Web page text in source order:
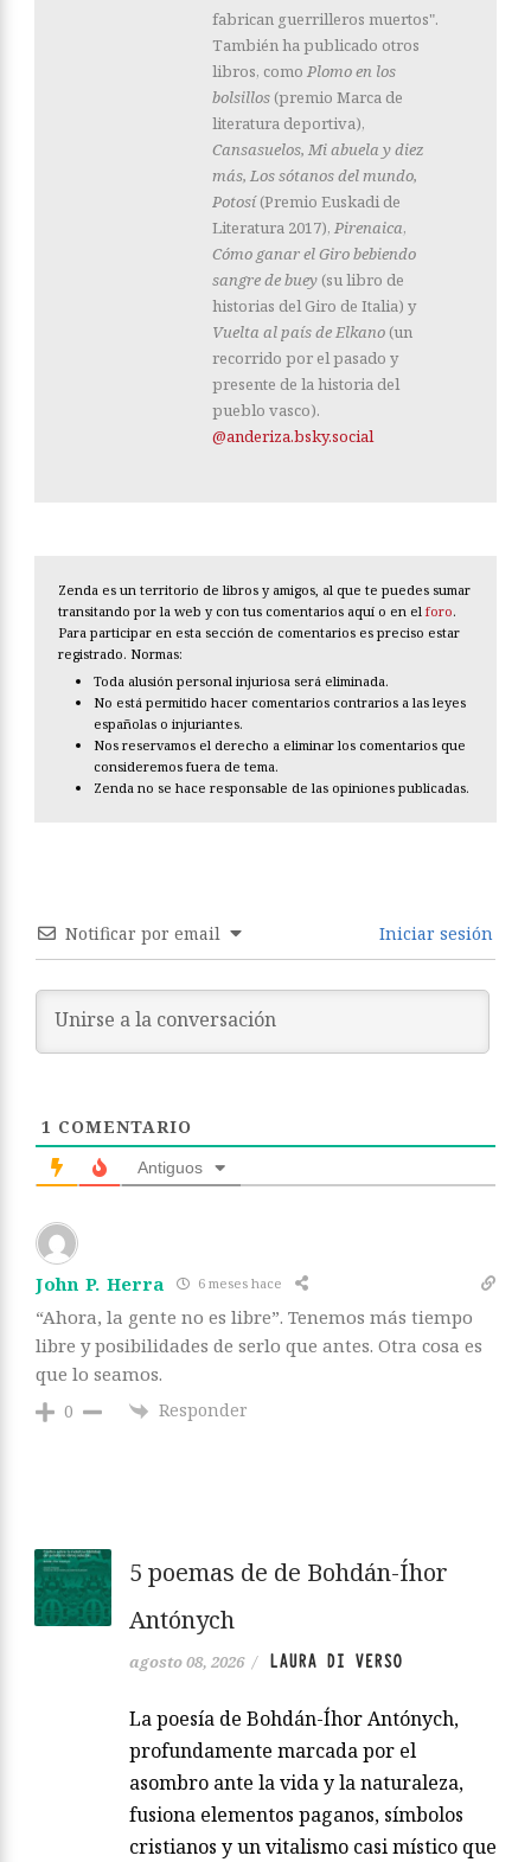
fabrican guerrilleros muertos".
También ha publicado otros
libros, como Plomo en los
bolsillos (premio Marca de
literatura deportiva),
Cansasuelos, Mi abuela y diez
más, Los sótanos del mundo,
Potosí(Premio Euskadi de
Literatura 2017), Pirenaica,
Cómo ganar el Giro bebiendo
sangre de buey (su libro de
historias del Giro de Italia) y
Vuelta al país de Elkano (un
recorrido por el pasado y
presente de la historia del
pueblo vasco).
@anderiza.bsky.social
Zenda es un territorio de libros y amigos, al que te puedes sumar
transitando por la web y con tus comentarios aquí o en el foro.
Para participar en esta sección de comentarios es preciso estar
registrado. Normas:
Toda alusión personal injuriosa será eliminada.
No está permitido hacer comentarios contrarios a las leyes
españolas o injuriantes.
Nos reservamos el derecho a eliminar los comentarios que
consideremos fuera de tema.
Zenda no se hace responsable de las opiniones publicadas.
Notificar por email Iniciar sesión
1 COMENTARIO
Antiguos
John P. Herra 6 meses hace
“Ahora, la gente no es libre”. Tenemos más tiempo
libre y posibilidades de serlo que antes. Otra cosa es
que lo seamos.
0 Responder
5 poemas de de Bohdán-Íhor
Antónych
agosto 08, 2026 / LAURA DI VERSO
La poesía de Bohdán-Íhor Antónych,
profundamente marcada por el
asombro ante la vida y la naturaleza,
fusiona elementos paganos, símbolos
cristianos y un vitalismo casi místico que